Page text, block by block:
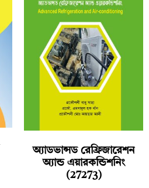
অ্যাডভান্সড রেফ্রিজারেশন
অ্যান্ড এয়ারকন্ডিশনিং
(27273)